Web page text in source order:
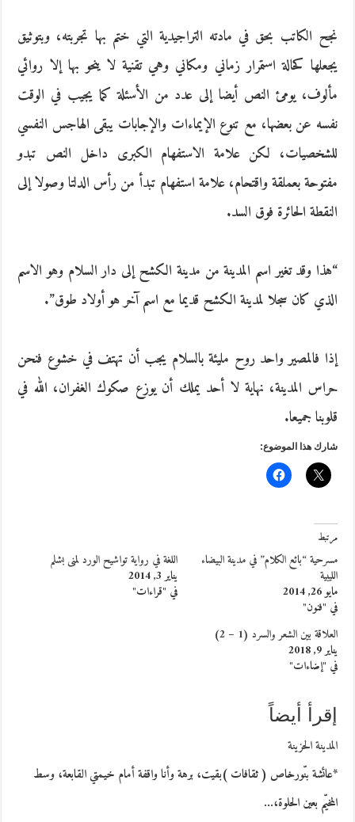
نجح الكاتب بحق في مادته التراجيدية التي ختم بها تجربته، وبتوثيق
يجعلها كحالة استمرار زماني ومكاني وهي تقنية لا ينحو بها إلا روائي
مألوف، يومئ النص أيضا إلى عدد من الأسئلة كما يجيب في الوقت
نفسه عن بعضها، مع تنوع الإيماءات والإجابات يبقى الهاجس النفسي
للشخصيات، لكن علامة الاستفهام الكبرى داخل النص تبدو
مفتوحة بعملقة واقتحام، علامة استفهام تبدأ من رأس الدلتا وصولا إلى
النقطة الحائرة فوق السد.
“هذا وقد تغير اسم المدينة من مدينة الكشح إلى دار السلام وهو الاسم
الذي كان سجلا لمدينة الكشح قديما مع اسم آخر هو أولاد طوق”.
إذا فالمصير واحد روح مليئة بالسلام يجب أن تهتف في خشوع فنحن
حراس المدينة، نهاية لا أحد يملك أن يوزع صكوك الغفران، الله في
قلوبنا جميعا.
شارك هذا الموضوع:
مرتبط
مسرحية “بائع الكلام” في مدينة البيضاء
الليبية
مايو 26, 2014
في "فنون"
اللغة في رواية تواشيح الورد لمنى بشلم
يناير 3, 2014
في "قراءات"
العلاقة بين الشعر والسرد (1 – 2)
يناير 9, 2018
في "إضاءات"
إقرأ أيضاً
المدينة الحزينة
*عائشة بنّورخاص ( ثقافات )بقيت، برهة وأنا واقفة أمام خيمتي القابعة، وسط
المخيّم بعين الحلوة،…